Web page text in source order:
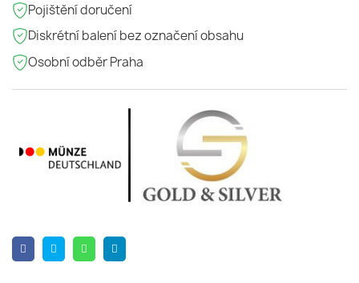
Pojištění doručení
Diskrétní balení bez označení obsahu
Osobní odběr Praha